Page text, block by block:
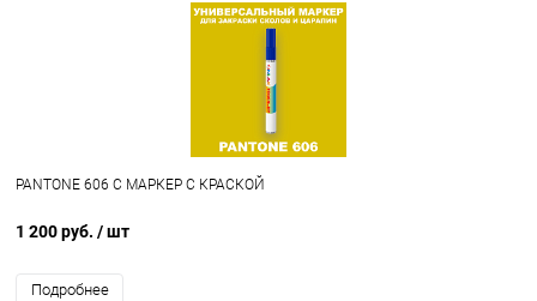
PANTONE 606 C МАРКЕР С КРАСКОЙ
1 200 руб. / шт
Подробнее